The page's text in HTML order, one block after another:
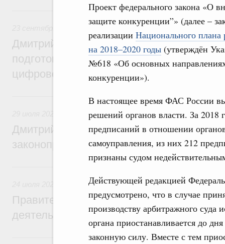
Проект федерального закона «О
защите конкуренции”» (далее –
реализации Национального плана
на 2018–2020 годы (утверждён
№618 «Об основных
конкуренции»).
В настоящее время ФАС России
решений органов власти. За
предписаний в отношении
самоуправления, из них 212
признаны судом
Действующей редакцией
предусмотрено, что в случае
производству арбитражного суда
органа приостанавливается до
законную силу. Вместе с тем
23 сентября 2024, понедельник
Правовые вопросы работы
Дмитрий Григоренко: Правительство
подготовки нормативных актов и
цифровой формат
29 июля 2024, понедельник
Правовые вопросы работы Правительства
Дмитрий Григоренко: Цифровизация
законопроектной деятельности
Правовые вопросы работы Правительства
Правительство повышает качество
деятельности
30 декабря 2022, пятница